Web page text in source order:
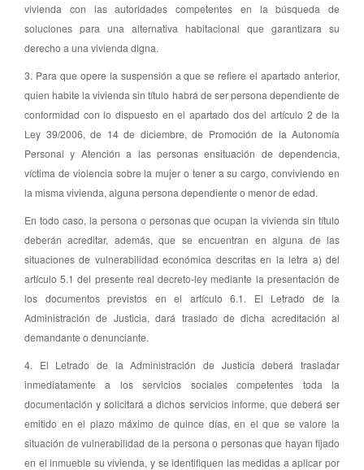
vivienda con las autoridades competentes en la búsqueda de
soluciones para una alternativa habitacional que garantizara su
derecho a una vivienda digna.
3. Para que opere la suspensión a que se refiere el apartado anterior,
quien habite la vivienda sin título habrá de ser persona dependiente de
conformidad con lo dispuesto en el apartado dos del artículo 2 de la
Ley 39/2006, de 14 de diciembre, de Promoción de la Autonomía
Personal y Atención a las personas ensituación de dependencia,
víctima de violencia sobre la mujer o tener a su cargo, conviviendo en
la misma vivienda, alguna persona dependiente o menor de edad.
En todo caso, la persona o personas que ocupan la vivienda sin título
deberán acreditar, además, que se encuentran en alguna de las
situaciones de vulnerabilidad económica descritas en la letra a) del
artículo 5.1 del presente real decreto-ley mediante la presentación de
los documentos previstos en el artículo 6.1. El Letrado de la
Administración de Justicia, dará traslado de dicha acreditación al
demandante o denunciante.
4. El Letrado de la Administración de Justicia deberá trasladar
inmediatamente a los servicios sociales competentes toda la
documentación y solicitará a dichos servicios informe, que deberá ser
emitido en el plazo máximo de quince días, en el que se valore la
situación de vulnerabilidad de la persona o personas que hayan fijado
en el inmueble su vivienda, y se identifiquen las medidas a aplicar por